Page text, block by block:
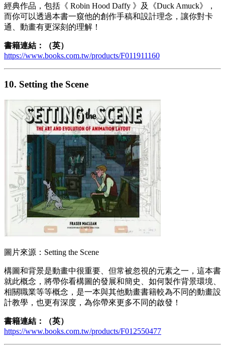
經典作品，包括《 Robin Hood Daffy 》及《Duck Amuck》，
而你可以透過本書一窺他的創作手稿和設計理念，讓你對卡
通、動畫有更深刻的理解！
書籍連結：（英）
https://www.books.com.tw/products/F011911160
10. Setting the Scene
圖片來源：Setting the Scene
構圖和背景是動畫中很重要、但常被忽視的元素之一，這本書
就此概念，將帶你看構圖的發展和簡史、如何製作背景環境、
相關職業等等概念，是一本與其他動畫書籍較為不同的動畫設
計教學，也更有深度，為你帶來更多不同的啟發！
書籍連結：（英）
https://www.books.com.tw/products/F012550477